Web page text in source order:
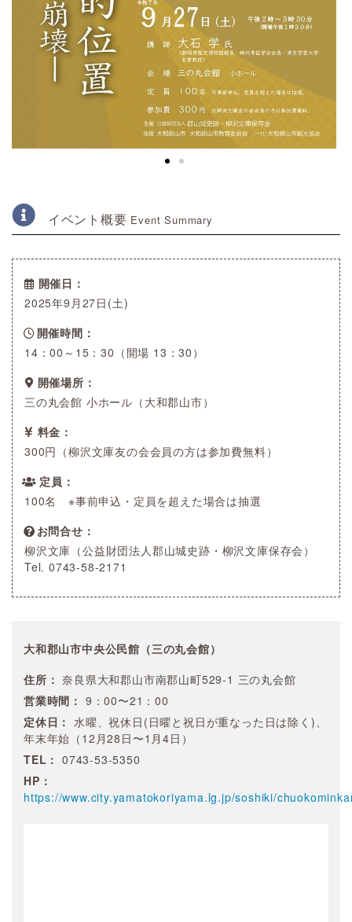
イベント概要 Event Summary
開催日
2025年9月27日(土)
開催時間
14：00～15：30（開場 13：30）
開催場所
三の丸会館 小ホール（大和郡山市）
料金
300円（柳沢文庫友の会会員の方は参加費無料）
定員
100名 ※事前申込・定員を超えた場合は抽選
お問合せ
柳沢文庫（公益財団法人郡山城史跡・柳沢文庫保存会）
Tel. 0743-58-2171
大和郡山市中央公民館（三の丸会館）
住所： 奈良県大和郡山市南郡山町529-1 三の丸会館
営業時間： 9：00〜21：00
定休日： 水曜、祝休日(日曜と祝日が重なった日は除く)、
年末年始（12月28日〜1月4日）
TEL： 0743-53-5350
HP：
https://www.city.yamatokoriyama.lg.jp/soshiki/